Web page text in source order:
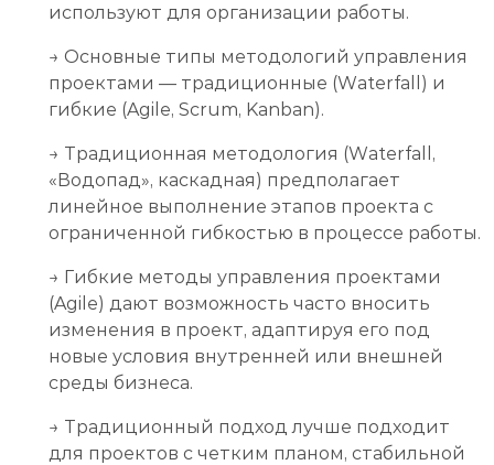
используют для организации работы.
→ Основные типы методологий управления
проектами — традиционные (Waterfall) и
гибкие (Agile, Scrum, Kanban).
→ Традиционная методология (Waterfall,
«Водопад», каскадная) предполагает
линейное выполнение этапов проекта с
ограниченной гибкостью в процессе работы.
→ Гибкие методы управления проектами
(Agile) дают возможность часто вносить
изменения в проект, адаптируя его под
новые условия внутренней или внешней
среды бизнеса.
→ Традиционный подход лучше подходит
для проектов с четким планом, стабильной